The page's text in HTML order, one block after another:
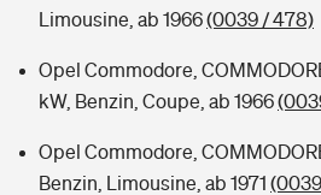
Limousine, ab 1966(0039 / 478)
Opel Commodore,
kW, Benzin, Coupe, ab 1966
Opel Commodore,
Benzin, Limousine, ab 1971